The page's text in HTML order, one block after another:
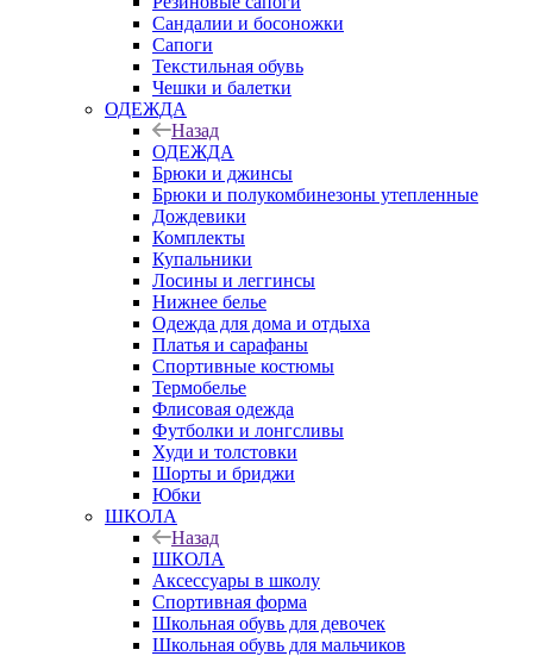
Сандалии и босоножки
Сапоги
Текстильная обувь
Чешки и балетки
ОДЕЖДА
Назад
ОДЕЖДА
Брюки и джинсы
Брюки и полукомбинезоны утепленные
Дождевики
Комплекты
Купальники
Лосины и леггинсы
Нижнее белье
Одежда для дома и отдыха
Платья и сарафаны
Спортивные костюмы
Термобелье
Флисовая одежда
Футболки и лонгсливы
Худи и толстовки
Шорты и бриджи
Юбки
ШКОЛА
Назад
ШКОЛА
Аксессуары в школу
Спортивная форма
Школьная обувь для девочек
Школьная обувь для мальчиков